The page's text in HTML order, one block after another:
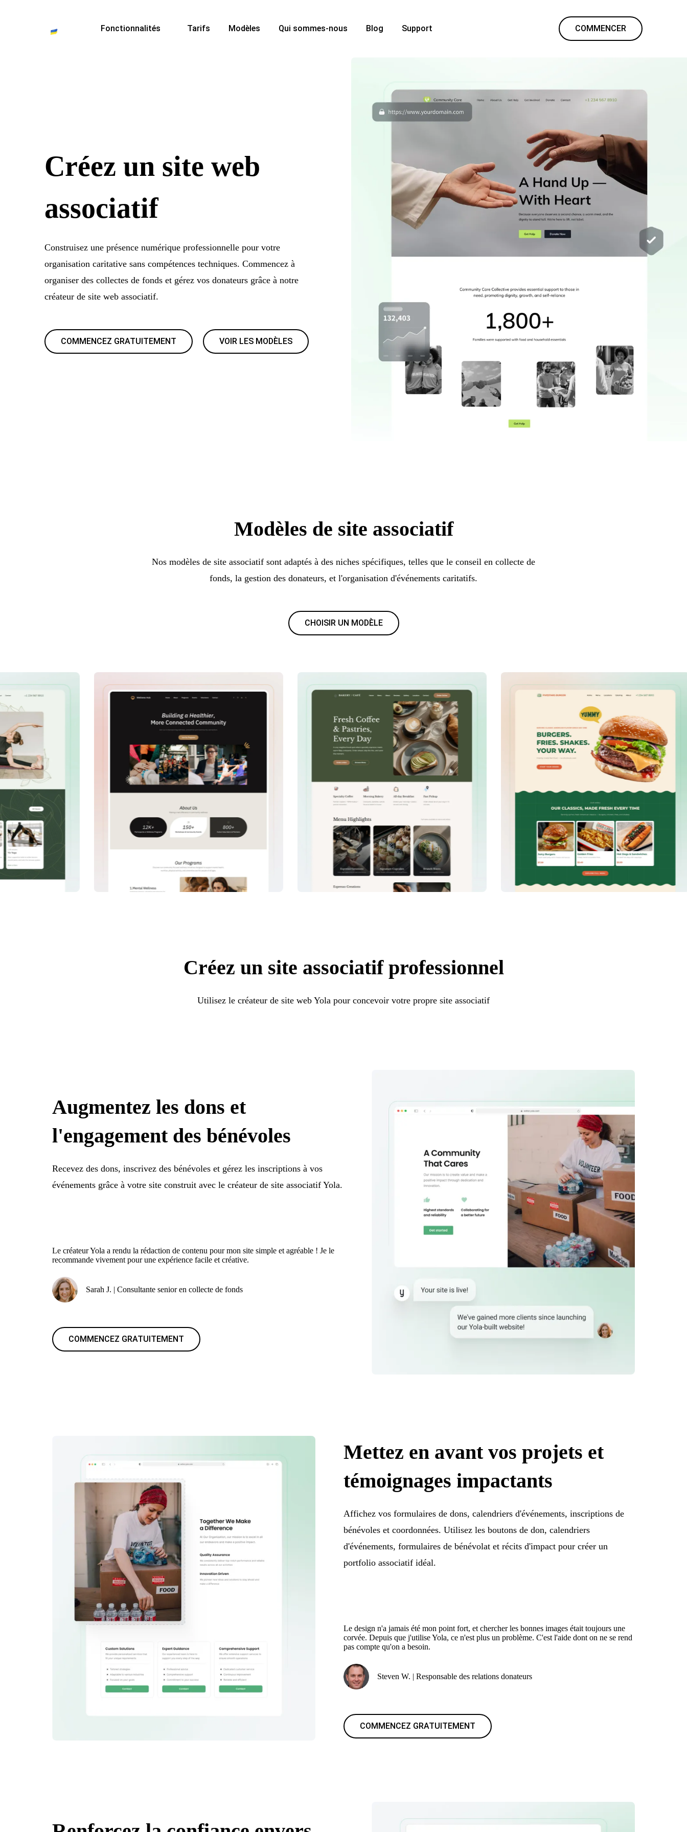
Fonctionnalités Tarifs Modèles Qui sommes-nous Blog Support COMMENCER
Créez un site web
associatif
Construisez une présence numérique professionnelle pour votre
organisation caritative sans compétences techniques. Commencez à
organiser des collectes de fonds et gérez vos donateurs grâce à notre
créateur de site web associatif.
COMMENCEZ GRATUITEMENT VOIR LES MODÈLES
Modèles de site associatif
Nos modèles de site associatif sont adaptés à des niches spécifiques, telles que le conseil en collecte de
fonds, la gestion des donateurs, et l'organisation d'événements caritatifs.
CHOISIR UN MODÈLE
Créez un site associatif professionnel
Utilisez le créateur de site web Yola pour concevoir votre propre site associatif
Augmentez les dons et
l'engagement des bénévoles
Recevez des dons, inscrivez des bénévoles et gérez les inscriptions à vos
événements grâce à votre site construit avec le créateur de site associatif Yola.
Le créateur Yola a rendu la rédaction de contenu pour mon site simple et agréable ! Je le
recommande vivement pour une expérience facile et créative.
Sarah J. | Consultante senior en collecte de fonds
COMMENCEZ GRATUITEMENT
Mettez en avant vos projets et
témoignages impactants
Affichez vos formulaires de dons, calendriers d'événements, inscriptions de
bénévoles et coordonnées. Utilisez les boutons de don, calendriers
d'événements, formulaires de bénévolat et récits d'impact pour créer un
portfolio associatif idéal.
Le design n'a jamais été mon point fort, et chercher les bonnes images était toujours une
corvée. Depuis que j'utilise Yola, ce n'est plus un problème. C'est l'aide dont on ne se rend
pas compte qu'on a besoin.
Steven W. | Responsable des relations donateurs
COMMENCEZ GRATUITEMENT